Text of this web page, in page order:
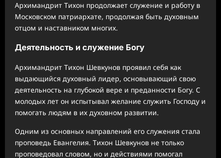
Архимандрит Тихон продолжает служение и работу в
Московском патриархате, продолжая быть духовным
отцом и наставником многих.
Деятельность и служение Богу
Архимандрит Тихон Шевкунов проявил себя как
выдающийся духовный лидер, основывающий свою
деятельность на глубокой вере и преданности Богу. С
молодых лет он испытывал желание служить Господу и
помогать людям в их духовном развитии.
Одним из основных направлений его служения стала
проповедь Евангелия. Тихон Шевкунов не только
проповедовал словом, но и действиями помогал